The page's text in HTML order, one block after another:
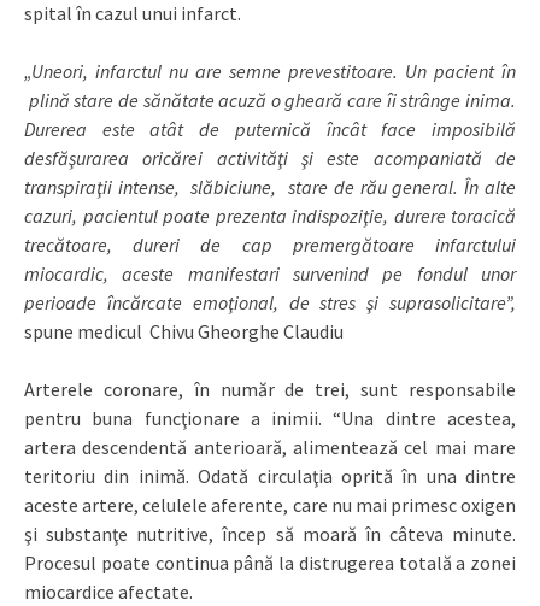
spital în cazul unui infarct.
„Uneori, infarctul nu are semne prevestitoare. Un pacient în
plină stare de sănătate acuză o gheară care îi strânge inima.
Durerea este atât de puternică încât face imposibilă
desfăşurarea oricărei activităţi şi este acompaniată de
transpiraţii intense, slăbiciune, stare de rău general. În alte
cazuri, pacientul poate prezenta indispoziţie, durere toracică
trecătoare, dureri de cap premergătoare infarctului
miocardic, aceste manifestari survenind pe fondul unor
perioade încărcate emoţional, de stres şi suprasolicitare”,
spune medicul Chivu Gheorghe Claudiu
Arterele coronare, în număr de trei, sunt responsabile
pentru buna funcţionare a inimii. “Una dintre acestea,
artera descendentă anterioară, alimentează cel mai mare
teritoriu din inimă. Odată circulaţia oprită în una dintre
aceste artere, celulele aferente, care nu mai primesc oxigen
şi substanţe nutritive, încep să moară în câteva minute.
Procesul poate continua până la distrugerea totală a zonei
miocardice afectate.